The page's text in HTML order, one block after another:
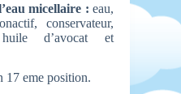
micellaire : eau,
conservateur,
huile d’avocat et
17 eme position.